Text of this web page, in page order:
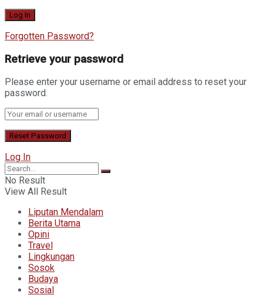
Forgotten Password?
Retrieve your password
Please enter your username or email address to reset your
password.
Log In
No Result
View All Result
Liputan Mendalam
Berita Utama
Opini
Travel
Lingkungan
Sosok
Budaya
Sosial